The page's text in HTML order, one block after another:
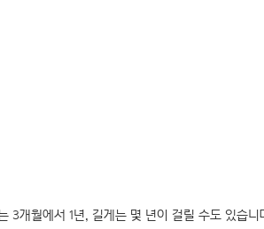
3개월에서 1년, 길게는 몇 년이 걸릴 수도 있습